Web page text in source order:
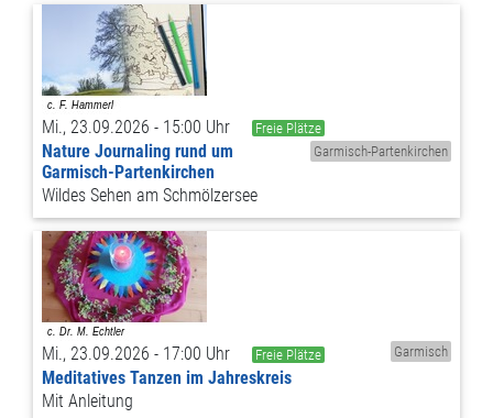
Mi., 23.09.2026 - 15:00 Uhr
Freie Plätze
Garmisch-Partenkirchen
Nature Journaling rund um
Garmisch-Partenkirchen
Wildes Sehen am Schmölzersee
Mi., 23.09.2026 - 17:00 Uhr Freie Plätze Garmisch
Meditatives Tanzen im Jahreskreis
Mit Anleitung